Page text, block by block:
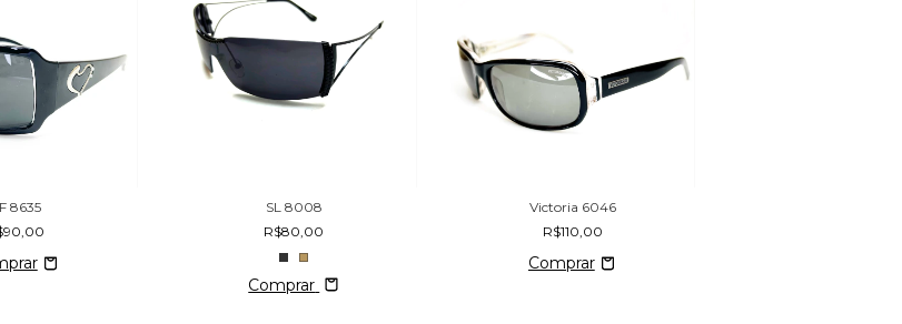
8635
SL 8008
R$80,00
Comprar
Victoria 6046
R$110,00